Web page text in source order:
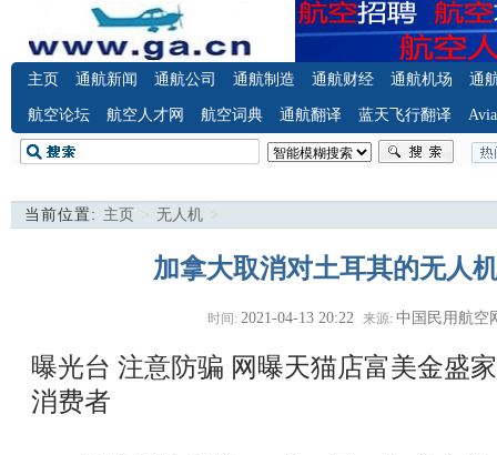
主页 通航新闻 通航公司 通航制造 通航财经 通航机场 通
航空论坛 航空人才网 航空词典 通航翻译 蓝天飞行翻译
当前位置: 主页 > 无人机 >
加拿大取消对土耳其的无人
时间: 2021-04-13 20:22 来源: 中国民用航空
曝光台 注意防骗 网曝天猫店富美金盛
消费者